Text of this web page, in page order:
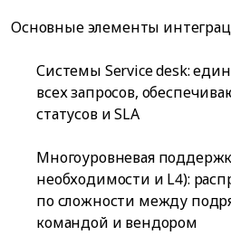
Основные элементы
Системы Service desk:
всех запросов,
статусов и SLA
Многоуровневая
необходимости и L4):
по сложности между
командой и вендором